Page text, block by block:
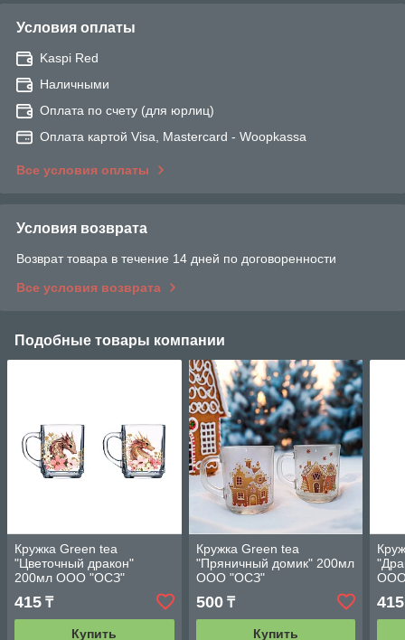
Условия оплаты
Kaspi Red
Наличными
Оплата по счету (для юрлиц)
Оплата картой Visa, Mastercard - Woopkassa
Все условия оплаты
Условия возврата
Возврат товара в течение 14 дней по договоренности
Все условия возврата
Подобные товары компании
Кружка Green tea
"Цветочный дракон"
200мл ООО "ОСЗ"
415 ₸
Купить
Кружка Green tea
"Пряничный домик" 200мл
ООО "ОСЗ"
500₸
Купить
415